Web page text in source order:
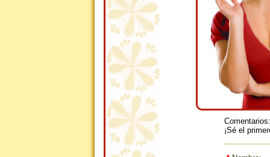
Comentarios:
¡Sé el